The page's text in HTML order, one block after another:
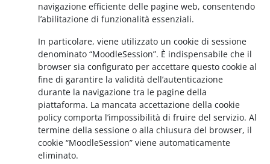
navigazione efficiente delle pagine web, consentendo
l’abilitazione di funzionalità essenziali.
In particolare, viene utilizzato un cookie di sessione
denominato “MoodleSession”. È indispensabile che il
browser sia configurato per accettare questo cookie al
fine di garantire la validità dell’autenticazione
durante la navigazione tra le pagine della
piattaforma. La mancata accettazione della cookie
policy comporta l’impossibilità di fruire del servizio. Al
termine della sessione o alla chiusura del browser, il
cookie “MoodleSession” viene automaticamente
eliminato.